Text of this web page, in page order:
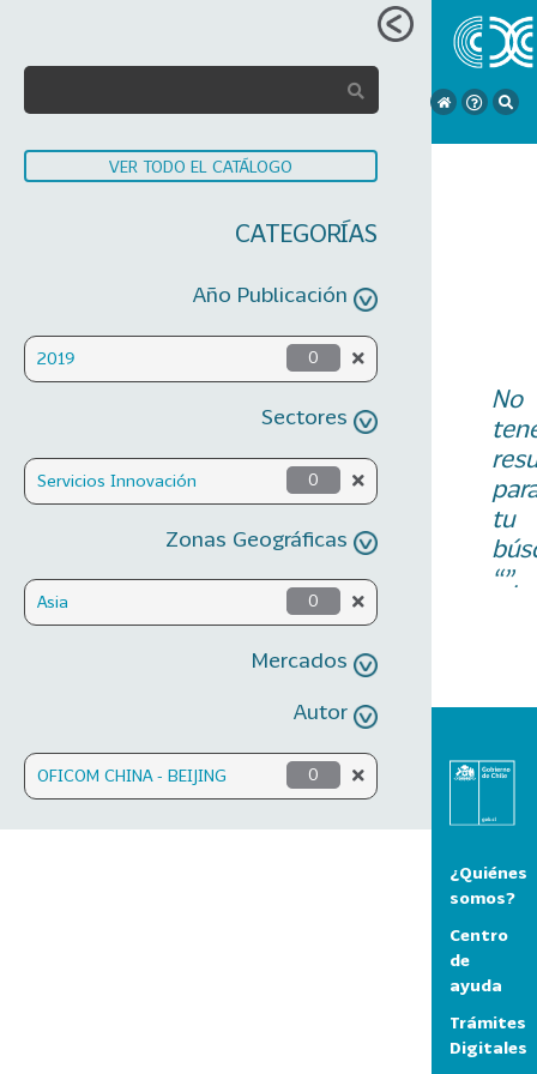
VER TODO EL CATÁLOGO
CATEGORÍAS
Año Publicación
2019 0
Sectores
Servicios Innovación 0
Zonas Geográficas
Asia 0
Mercados
Autor
OFICOM CHINA - BEIJING 0
No
tu
“”.
¿Quiénes
somos?
Centro
de
ayuda
Trámites
Digitales